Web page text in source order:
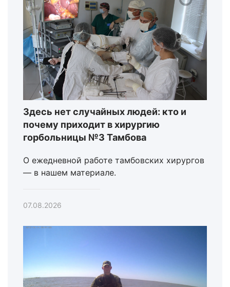
Здесь нет случайных людей: кто и
почему приходит в хирургию
горбольницы №3 Тамбова
О ежедневной работе тамбовских хирургов
— в нашем материале.
07.08.2026